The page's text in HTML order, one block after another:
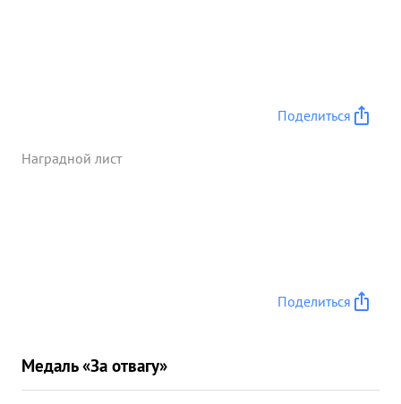
Поделиться
Наградной лист
Поделиться
Медаль «За отвагу»